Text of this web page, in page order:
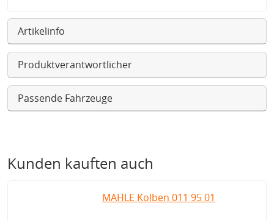
Artikelinfo
Produktverantwortlicher
Passende Fahrzeuge
Kunden kauften auch
MAHLE Kolben 011 95 01